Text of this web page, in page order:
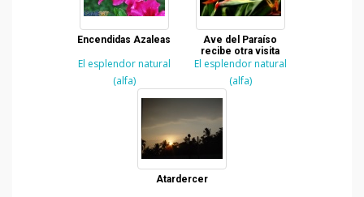
Encendidas Azaleas
El esplendor natural
(alfa)
Ave del Paraíso
recibe otra visita
El esplendor natural
(alfa)
Atardercer